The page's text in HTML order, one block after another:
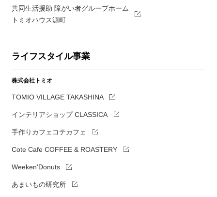
共同生活援助 障がい者グループホーム
トミオハウス源町
ライフスタイル事業
株式会社トミオ
TOMIO VILLAGE TAKASHINA
インテリアショップ CLASSICA
手作りカフェコテカフェ
Cote Cafe COFFEE & ROASTERY
Weeken'Donuts
あまいもの研究所